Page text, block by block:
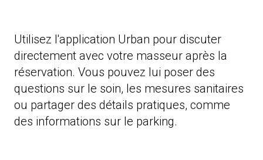
Utilisez l'application Urban pour discuter
directement avec votre masseur après la
réservation. Vous pouvez lui poser des
questions sur le soin, les mesures sanitaires
ou partager des détails pratiques, comme
des informations sur le parking.